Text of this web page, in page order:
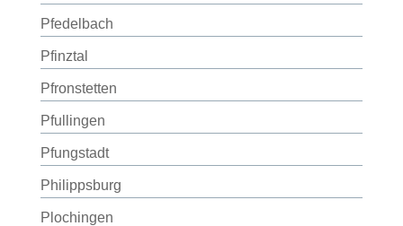
Pfedelbach
Pfinztal
Pfronstetten
Pfullingen
Pfungstadt
Philippsburg
Plochingen